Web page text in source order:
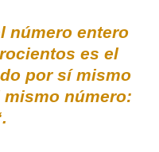
número entero
es el
por sí mismo
número: